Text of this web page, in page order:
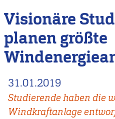
Visionäre
planen größte
31.01.2019
Studierende haben die
Windkraftanlage